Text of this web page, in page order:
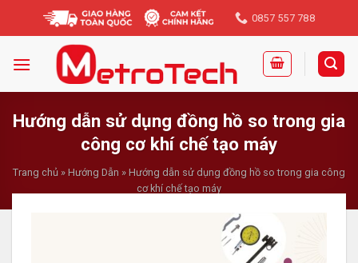
0857 557 788
Hướng dẫn sử dụng đồng hồ so trong gia
công cơ khí chế tạo máy
Trang chủ » Hướng Dẫn » Hướng dẫn sử dụng đồng hồ so trong gia công
cơ khí chế tạo máy